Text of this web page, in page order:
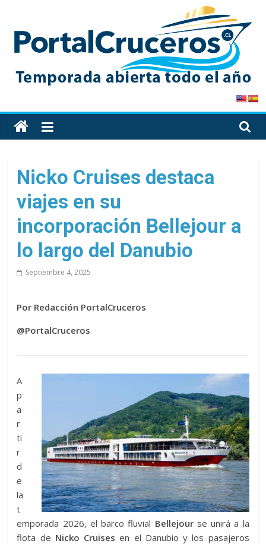
content
PortalCruceros
Toda
la
de
cruceros
en
solo
sitio
Nicko Cruises destaca
viajes en su
incorporación Bellejour a
lo largo del Danubio
Septiembre 4, 2025
Por Redacción PortalCruceros
@PortalCruceros
A
p
a
r
ti
r
d
e
la
t
emporada 2026, el barco fluvial Bellejourse unirá a la
flota de Nicko Cruises en el Danubio y los pasajeros